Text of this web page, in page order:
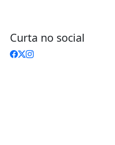
Curta no social